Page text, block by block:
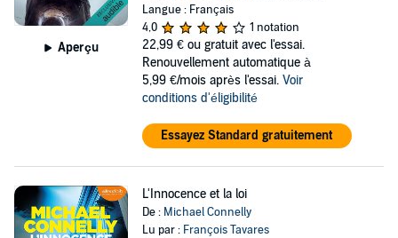
Aperçu
Langue : Français
4,0
1 notation
22,99 € ou gratuit avec l'essai.
Renouvellement automatique à
5,99 €/mois après l'essai. Voir
conditions d'éligibilité
Essayez Standard gratuitement
L'Innocence et la loi
De : Michael Connelly
Lu par : François Tavares